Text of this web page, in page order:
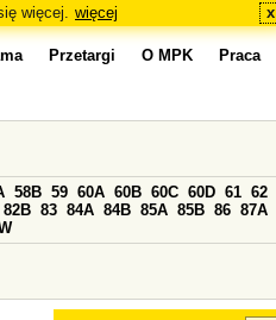
więcej. więcej x
Przetargi O MPK Praca
58B 59 60A 60B 60C 60D 61 62
82B 83 84A 84B 85A 85B 86 87A